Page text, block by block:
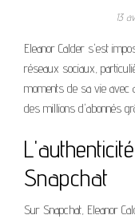
13
Eleanor Calder s'est
réseaux sociaux,
moments de sa vie avec
des millions d'abonnés
Snapchat
Sur Snapchat, Eleanor